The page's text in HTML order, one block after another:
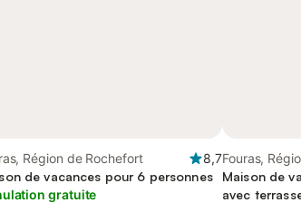
Région de Rochefort
8,7
de vacances pour 6 personnes
gratuite
Fouras,
Maison de
avec